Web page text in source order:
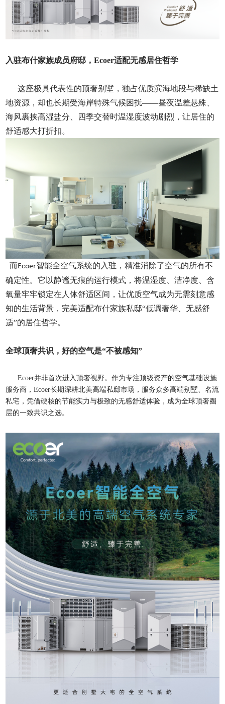
入驻布什家族成员府邸，Ecoer适配无感居住哲学
这座极具代表性的顶奢别墅，独占优质滨海地段与稀缺土
地资源，却也长期受海岸特殊气候困扰——昼夜温差悬殊、
海风裹挟高湿盐分、四季交替时温湿度波动剧烈，让居住的
舒适感大打折扣。
而Ecoer智能全空气系统的入驻 ，精准消除了空气的所有不
确定性。它以静谧无痕的运行模式，将温湿度、洁净度、含
氧量牢牢锁定在人体舒适区间，让优质空气成为无需刻意感
知的生活背景，完美适配布什家族私邸“低调奢华、无感舒
适”的居住哲学。
全球顶奢共识，好的空气是“不被感知”
Ecoer并非首次进入顶奢视野。作为专注顶级资产的空气基础设施
服务商，Ecoer长期深耕北美高端私邸市场，服务众多高端别墅、名流
私宅，凭借硬核的节能实力与极致的无感舒适体验，成为全球顶奢圈
层的一致共识之选。